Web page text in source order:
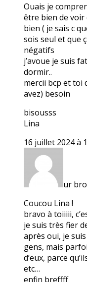
Ouais je
être bien de voir
bien ( je sais c
sois seul et que
négatifs
j’avoue je suis
dormir..
mercii bcp et toi
avez) besoin
bisousss
Lina
16 juillet 2024 à
ur bro
Coucou Lina !
bravo à toiiiii,
je suis très fier
après oui, je
gens, mais
d’eux, parce
etc…
enfin breffff